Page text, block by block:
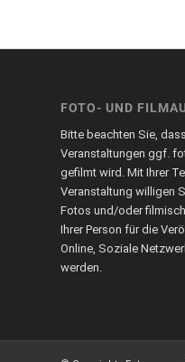
FOTO- UND
Bitte beachten Sie,
Veranstaltungen ggf.
gefilmt wird. Mit Ihrer
Veranstaltung willigen
Fotos und/oder
Ihrer Person für die
Online, Soziale
werden.